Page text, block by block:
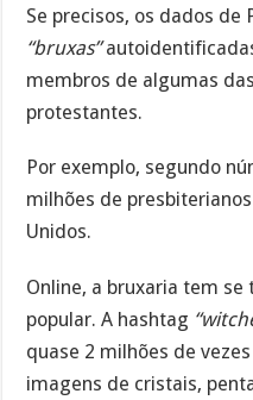
Se precisos, os dados de
“bruxas”
membros de algumas
protestantes.
Por exemplo, segundo
milhões de
Unidos.
Online, a bruxaria tem se
popular. A hashtag
quase 2 milhões de
imagens de cristais,